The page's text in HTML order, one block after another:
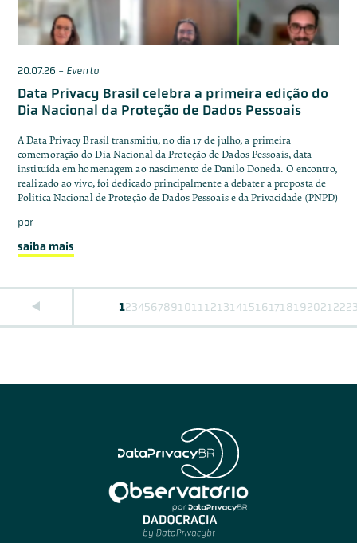
20.07.26 - Evento
Data Privacy Brasil celebra a primeira edição do
Dia Nacional da Proteção de Dados Pessoais
A Data Privacy Brasil transmitiu, no dia 17 de julho, a primeira
comemoração do Dia Nacional da Proteção de Dados Pessoais, data
instituída em homenagem ao nascimento de Danilo Doneda. O encontro,
realizado ao vivo, foi dedicado principalmente a debater a proposta de
Política Nacional de Proteção de Dados Pessoais e da Privacidade (PNPD)
por
saiba mais
1234567891011 12131415161718192021 22